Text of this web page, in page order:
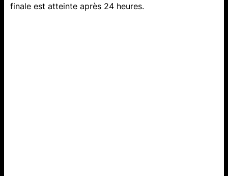
finale est atteinte après 24 heures.